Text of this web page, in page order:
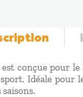
est conçue pour
Idéale pour